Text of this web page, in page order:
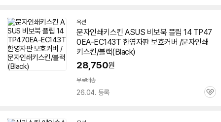
옥션
문자인쇄키스킨 ASUS 비보북 플립 14 TP47
0EA-EC143T 한영자판 보호커버 /문자인쇄
키스킨/블랙(Black)
28,750원
무료배송
26.04. 등록
관